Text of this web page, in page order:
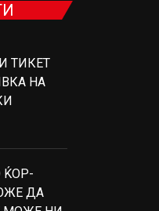
ТИКЕТ
НА
ЌОР-
ДА